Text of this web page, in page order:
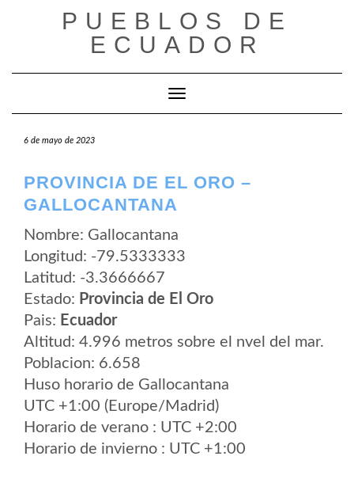
PUEBLOS DE
ECUADOR
Cambiar modo de navegación
6 de mayo de 2023
PROVINCIA DE EL ORO –
GALLOCANTANA
Nombre: Gallocantana
Longitud: -79.5333333
Latitud: -3.3666667
Estado: Provincia de El Oro
Pais: Ecuador
Altitud: 4.996 metros sobre el nvel del mar.
Poblacion: 6.658
Huso horario de Gallocantana
UTC +1:00 (Europe/Madrid)
Horario de verano : UTC +2:00
Horario de invierno : UTC +1:00